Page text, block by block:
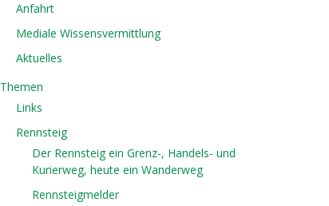
Anfahrt
Mediale Wissensvermittlung
Aktuelles
Themen
Links
Rennsteig
Der Rennsteig ein Grenz-, Handels- und
Kurierweg, heute ein Wanderweg
Rennsteigmelder